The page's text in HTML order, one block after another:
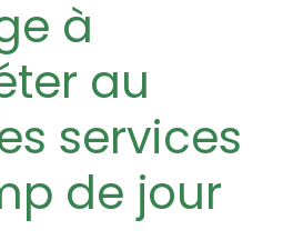
au
services
de jour